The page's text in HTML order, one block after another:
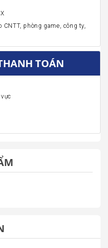
phòng game, công ty,
TOÁN